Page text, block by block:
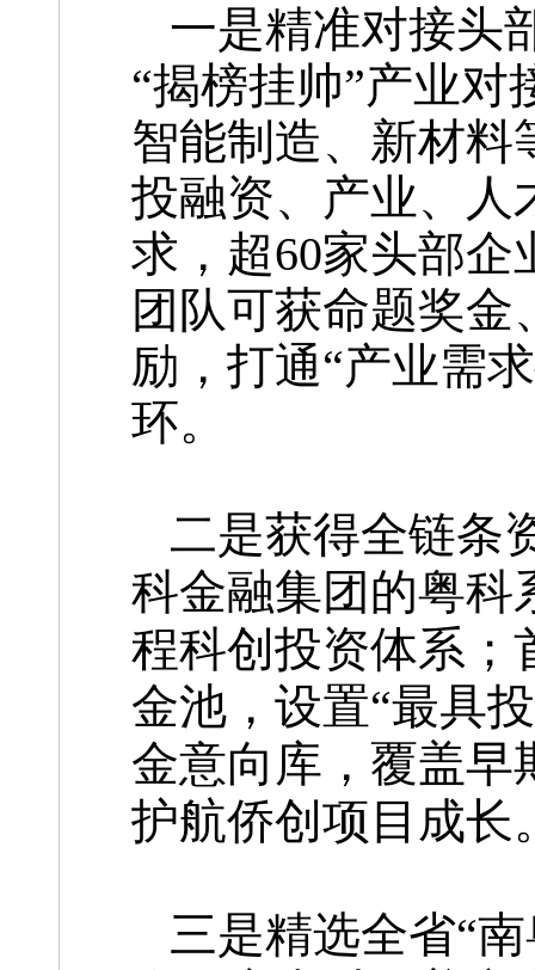
一是精准对接头
“揭榜挂帅”产业
智能制造、新材料
投融资、产业、人
求，超60家头部
团队可获命题奖
励，打通“产业需
环。
二是获得全链条
科金融集团的粤科
程科创投资体系；
金池，设置“最具
金意向库，覆盖早
护航侨创项目成长
三是精选全省“